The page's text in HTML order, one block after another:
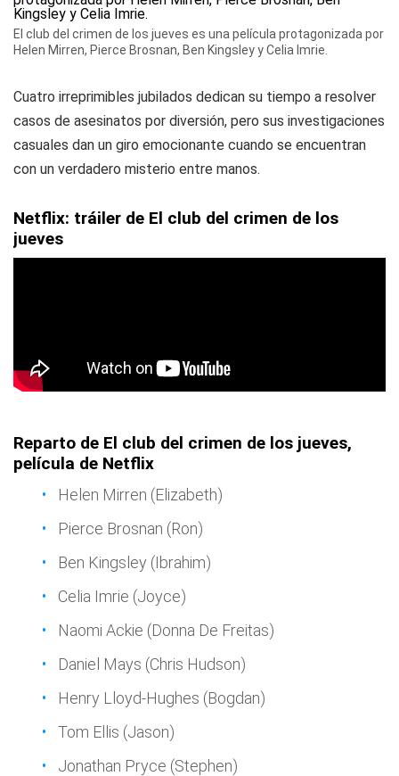
El club del crimen de los jueves es una película protagonizada por
Helen Mirren, Pierce Brosnan, Ben Kingsley y Celia Imrie.
Cuatro irreprimibles jubilados dedican su tiempo a resolver
casos de asesinatos por diversión, pero sus investigaciones
casuales dan un giro emocionante cuando se encuentran
con un verdadero misterio entre manos.
Netflix: tráiler de El club del crimen de los
jueves
Reparto de El club del crimen de los jueves,
película de Netflix
Helen Mirren (Elizabeth)
Pierce Brosnan (Ron)
Ben Kingsley (Ibrahim)
Celia Imrie (Joyce)
Naomi Ackie (Donna De Freitas)
Daniel Mays (Chris Hudson)
Henry Lloyd-Hughes (Bogdan)
Tom Ellis (Jason)
Jonathan Pryce (Stephen)